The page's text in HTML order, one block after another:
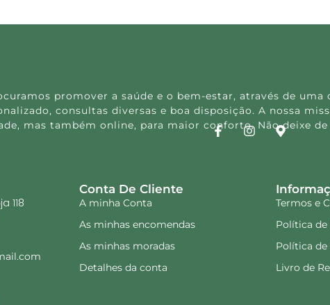
promover a saúde e o bem-estar, através de
consultas diversas e boa disposição. A nossa
mas também online, para maior conforto. Não deixe
118
Conta De Cliente
A minha Conta
As minhas encomendas
As minhas moradas
Detalhes da conta
Termos e
Política de
Política de
Livro de